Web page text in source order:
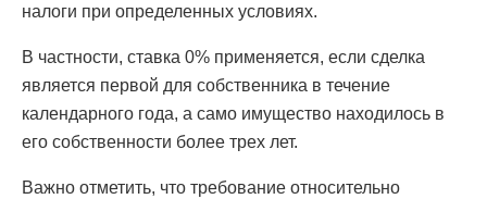
налоги при определенных условиях.
В частности, ставка 0% применяется, если сделка
является первой для собственника в течение
календарного года, а само имущество находилось в
его собственности более трех лет.
Важно отметить, что требование относительно